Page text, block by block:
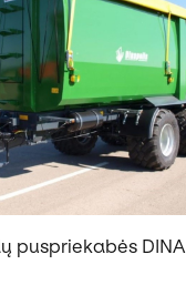
puspriekabės DINA